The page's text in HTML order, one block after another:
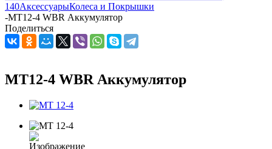
140АксессуарыКолеса и Покрышки
-MT12-4 WBR Аккумулятор
Поделиться
MT12-4 WBR Аккумулятор